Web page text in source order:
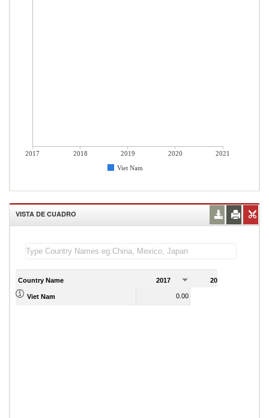
2017 2018 2019 2020
2021
Viet Nam
VISTA DE CUADRO
Country Name 2017 2018
Viet Nam 0.00